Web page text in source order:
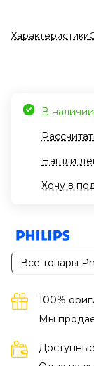
Характеристики
В
Нашли
Хочу в
Все товары
100%
Мы